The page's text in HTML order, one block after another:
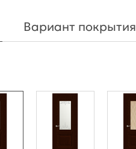
Вариант покрытия